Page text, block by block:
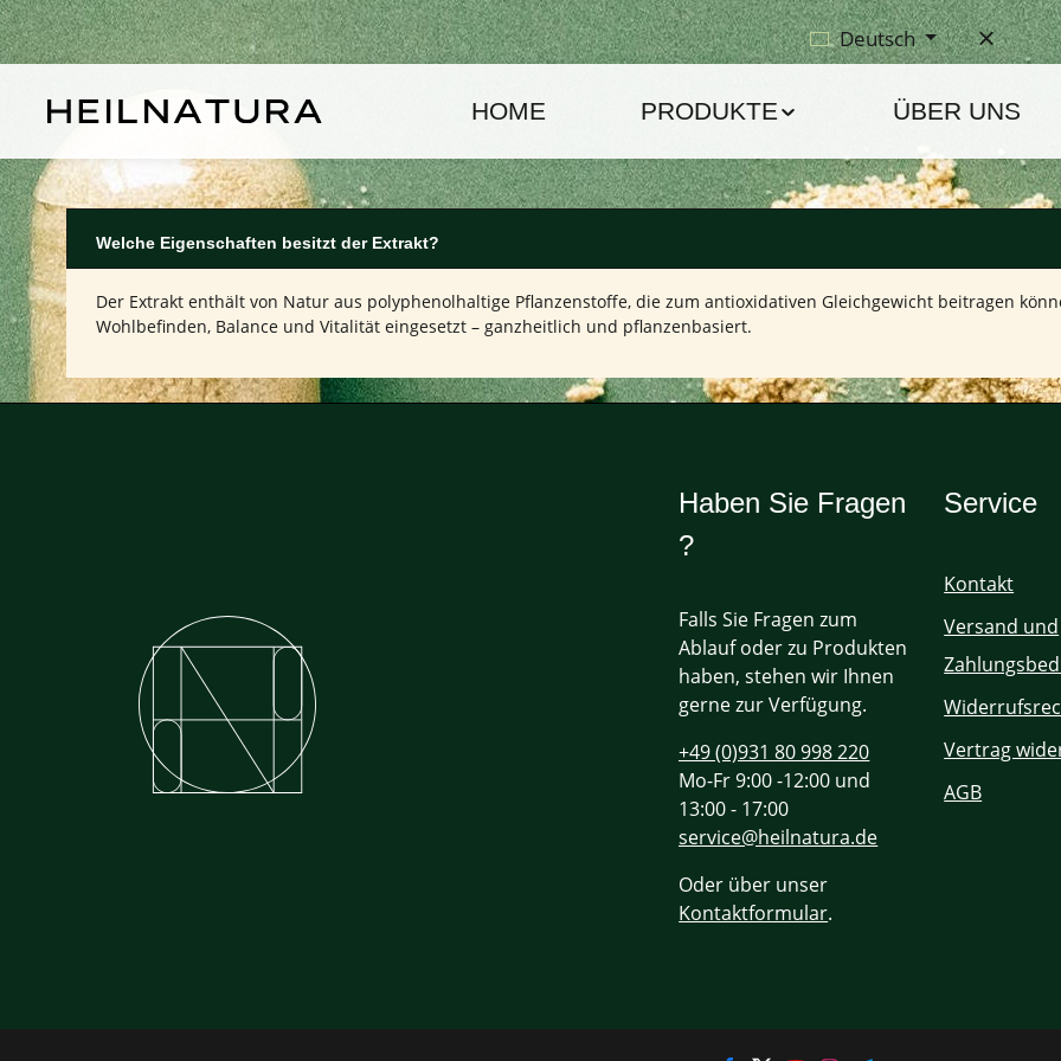
Hauptinhalt springen
Zur Hauptnavigation springen Deutsch
HOME PRODUKTE ÜBER UNS
Welche Eigenschaften besitzt der Extrakt?
Der Extrakt enthält von Natur aus polyphenolhaltige Pflanzenstoffe, die zum antioxidativen Gleichgewicht beitragen
Wohlbefinden, Balance und Vitalität eingesetzt – ganzheitlich und pflanzenbasiert.
Haben Sie Fragen
?
Falls Sie Fragen zum
Ablauf oder zu Produkten
haben, stehen wir Ihnen
gerne zur Verfügung.
+49 (0)931 80 998 220
Mo-Fr 9:00 -12:00 und
13:00 - 17:00
service@heilnatura.de
Oder über unser
Kontaktformular.
Service
Kontakt
Versand und
Vertrag
AGB